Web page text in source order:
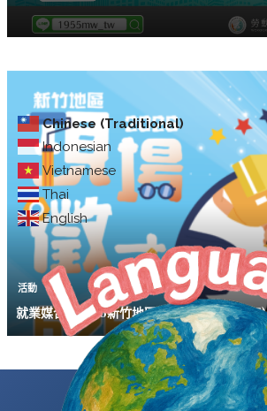
Chinese (Traditional)
Indonesian
Vietnamese
Thai
English
活動
就業媒合｜2026新竹地區現場徵才(6/26湖口)